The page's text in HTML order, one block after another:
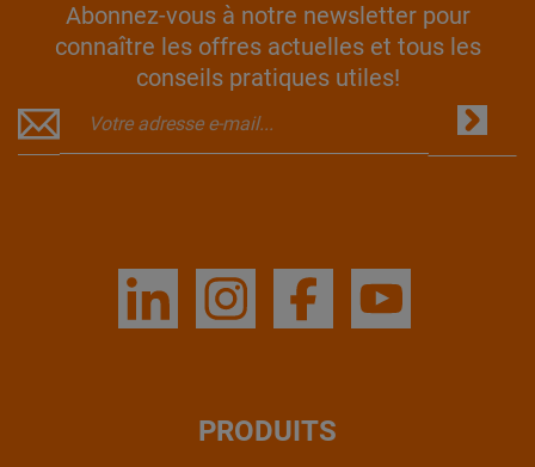
Abonnez-vous à notre newsletter pour
connaître les offres actuelles et tous les
conseils pratiques utiles!
PRODUITS